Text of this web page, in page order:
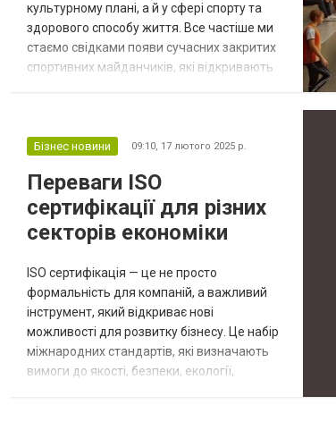
культурному плані, а й у сфері спорту та
здорового способу життя. Все частіше ми
стаємо свідками появи сучасних закритих
спортивних майданчиків, які відкривають
місяці в Україні часто стають
залишатися вдома. Саме тому закриті
спортив...
Бізнес новини 09:10, 17 лютого 2025 р.
Переваги ISO
сертифікації для різних
секторів економіки
ISO сертифікація — це не просто
формальність для компаній, а важливий
інструмент, який відкриває нові
можливості для розвитку бізнесу. Це набір
міжнародних стандартів, які визначають
вимоги до якості, безпеки, екології,